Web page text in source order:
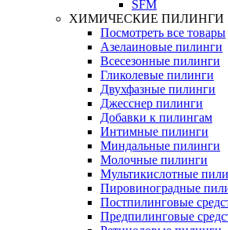
SFM
ХИМИЧЕСКИЕ ПИЛИНГИ
Посмотреть все товары
Азелаиновые пилинги
Всесезонные пилинги
Гликолевые пилинги
Двухфазные пилинги
Джесснер пилинги
Добавки к пилингам
Интимные пилинги
Миндальные пилинги
Молочные пилинги
Мультикислотные
Пировиноградные
Постпилинговые
Предпилинговые